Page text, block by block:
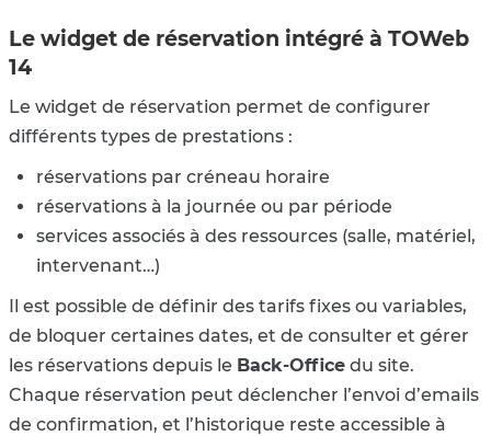
Le widget de réservation intégré à TOWeb
14
Le widget de réservation permet de configurer
différents types de prestations :
réservations par créneau horaire
réservations à la journée ou par période
services associés à des ressources (salle, matériel,
intervenant…)
Il est possible de définir des tarifs fixes ou variables,
de bloquer certaines dates, et de consulter et gérer
les réservations depuis le Back-Office du site.
Chaque réservation peut déclencher l’envoi d’emails
de confirmation, et l’historique reste accessible à